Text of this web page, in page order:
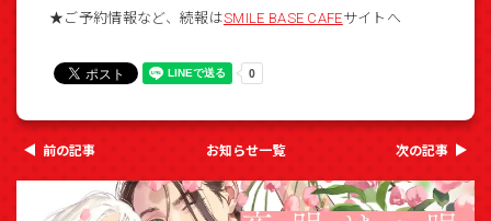
★ご予約情報など、続報はSMILE BASE CAFEサイトへ
お知らせ一覧
前の記事 次の記事